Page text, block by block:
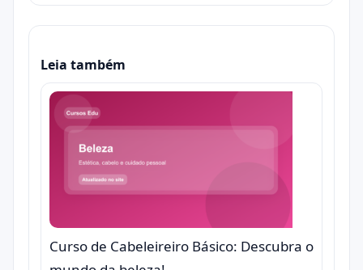
Leia também
Curso de Cabeleireiro Básico: Descubra o